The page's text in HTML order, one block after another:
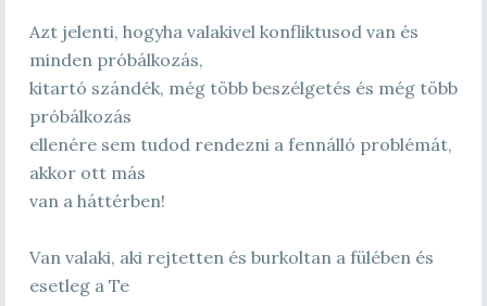
Azt jelenti, hogyha valakivel konfliktusod van és
minden próbálkozás,
kitartó szándék, még több beszélgetés és még több
próbálkozás
ellenére sem tudod rendezni a fennálló problémát,
akkor ott más
van a háttérben!
Van valaki, aki rejtetten és burkoltan a fülében és
esetleg a Te